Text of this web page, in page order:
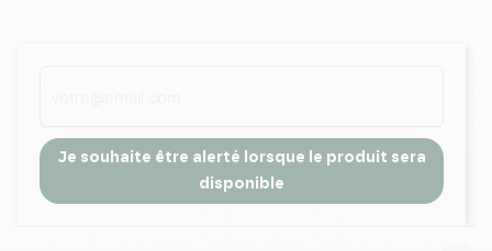
Je souhaite être alerté lorsque le produit sera
disponible